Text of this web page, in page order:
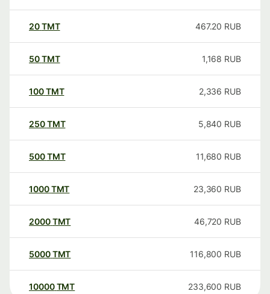
20TMT 467.20 RUB
50TMT 1,168 RUB
100TMT 2,336 RUB
250TMT 5,840 RUB
500TMT 11,680 RUB
1000TMT 23,360 RUB
2000TMT 46,720 RUB
5000TMT 116,800 RUB
10000 TMT 233,600 RUB